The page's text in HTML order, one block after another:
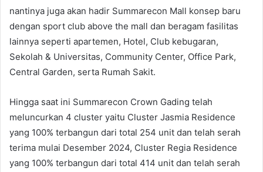
nantinya juga akan hadir Summarecon Mall konsep baru
dengan sport club above the mall dan beragam fasilitas
lainnya seperti apartemen, Hotel, Club kebugaran,
Sekolah & Universitas, Community Center, Office Park,
Central Garden, serta Rumah Sakit.
Hingga saat ini Summarecon Crown Gading telah
meluncurkan 4 cluster yaitu Cluster Jasmia Residence
yang 100% terbangun dari total 254 unit dan telah serah
terima mulai Desember 2024, Cluster Regia Residence
yang 100% terbangun dari total 414 unit dan telah serah